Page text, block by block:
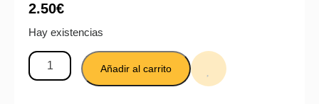
2.50€
Hay existencias
Añadir al carrito